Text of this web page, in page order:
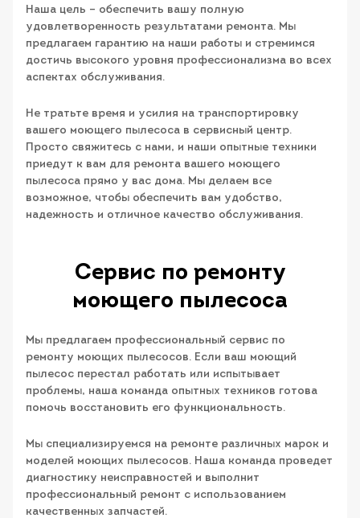
Наша цель – обеспечить вашу полную
удовлетворенность результатами ремонта. Мы
предлагаем гарантию на наши работы и стремимся
достичь высокого уровня профессионализма во всех
аспектах обслуживания.
Не тратьте время и усилия на транспортировку
вашего моющего пылесоса в сервисный центр.
Просто свяжитесь с нами, и наши опытные техники
приедут к вам для ремонта вашего моющего
пылесоса прямо у вас дома. Мы делаем все
возможное, чтобы обеспечить вам удобство,
надежность и отличное качество обслуживания.
Сервис по ремонту
моющего пылесоса
Мы предлагаем профессиональный сервис по
ремонту моющих пылесосов. Если ваш моющий
пылесос перестал работать или испытывает
проблемы, наша команда опытных техников готова
помочь восстановить его функциональность.
Мы специализируемся на ремонте различных марок и
моделей моющих пылесосов. Наша команда проведет
диагностику неисправностей и выполнит
профессиональный ремонт с использованием
качественных запчастей.